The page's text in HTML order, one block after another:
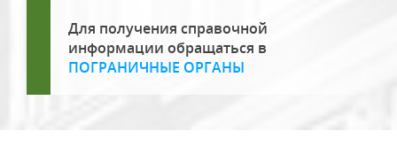
Для получения справочной
информации обращаться в
ПОГРАНИЧНЫЕ ОРГАНЫ